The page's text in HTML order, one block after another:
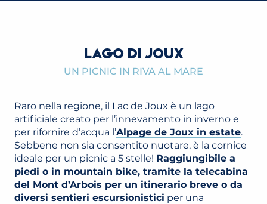
LAGO DI JOUX
UN PICNIC IN RIVA AL MARE
Raro nella regione, il Lac de Joux è un lago
artificiale creato per l’innevamento in inverno e
per rifornire d’acqua l’Alpage de Joux in estate.
Sebbene non sia consentito nuotare, è la cornice
ideale per un picnic a 5 stelle! Raggiungibile a
piedi o in mountain bike, tramite la telecabina
del Mont d’Arbois per un itinerario breve o da
diversi sentieri escursionistici per una